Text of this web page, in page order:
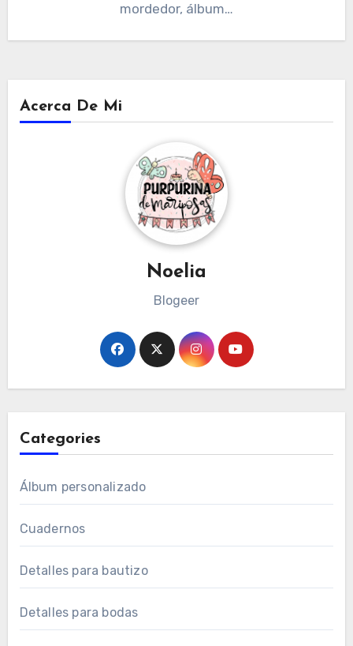
mordedor, álbum…
Acerca De Mi
Noelia
Blogeer
Categories
Álbum personalizado
Cuadernos
Detalles para bautizo
Detalles para bodas